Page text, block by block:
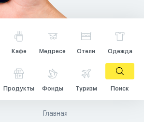
Кафе Медресе Отели Одежда
Продукты Фонды Туризм Поиск
Главная